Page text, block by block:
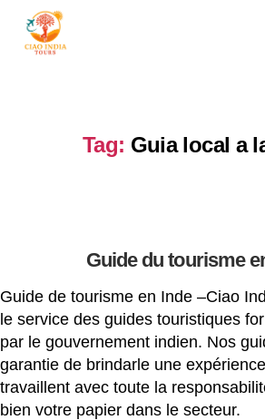
Tag: Guia local a
Guide du tourisme
Guide de tourisme en Inde –Ciao
le service des guides touristiques
par le gouvernement indien. Nos
garantie de brindarle une
travaillent avec toute la
bien votre papier dans le secteur.